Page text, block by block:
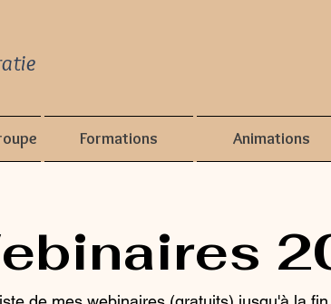
Formations Animations